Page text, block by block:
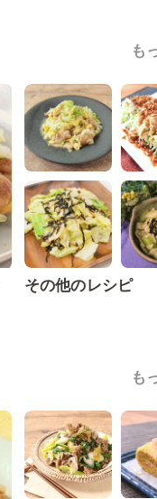
も
その他のレシピ
も